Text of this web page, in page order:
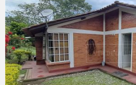
VER DETALLES